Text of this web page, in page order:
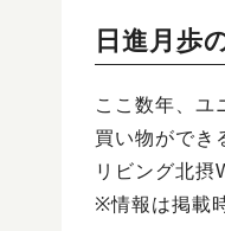
日進月歩
ここ数年、ユ
買い物ができ
リビング北摂
※情報は掲載